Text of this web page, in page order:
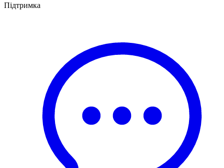
Підтримка